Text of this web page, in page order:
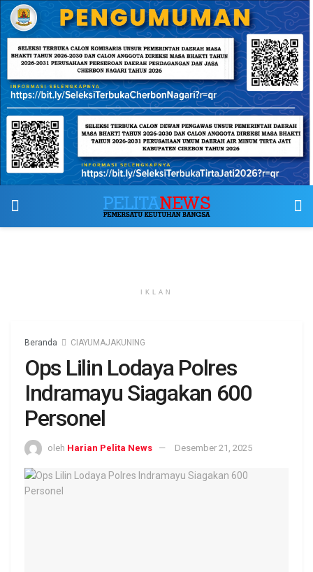
IKLAN
Beranda CIAYUMAJAKUNING
Ops Lilin Lodaya Polres
Indramayu Siagakan 600
Personel
oleh Harian Pelita News Desember 21, 2025